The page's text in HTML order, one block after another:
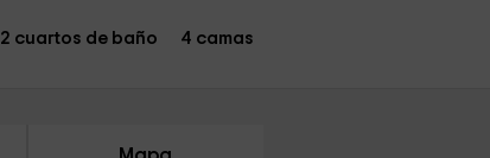
2 cuartos de baño 4 camas